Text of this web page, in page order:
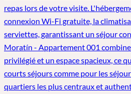
repas lors de votre visite.
connexion Wi-Fi gratuite, la
serviettes, garantissant un séjour
Moratín - Appartement 001
privilégié et un espace spacieux, ce
courts séjours comme pour les
quartiers les plus centraux et